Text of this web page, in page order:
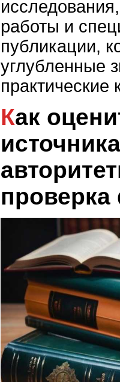
работы и
публикации,
углубленные
практические
Как оценить качество
проверка